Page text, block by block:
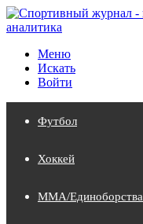
Меню
Искать
Войти
Футбол
Хоккей
MMA/Единоборства